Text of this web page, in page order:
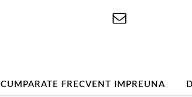
CUMPARATE FRECVENT IMPREUNA